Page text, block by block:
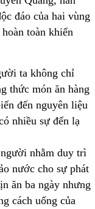
đáo của hai vùng
toàn khiến
ta không chỉ
thức món ăn hàng
đến nguyên liệu
nhiều sự đến lạ
nhằm duy trì
nước cho sự phát
ăn ba ngày nhưng
cách uống của